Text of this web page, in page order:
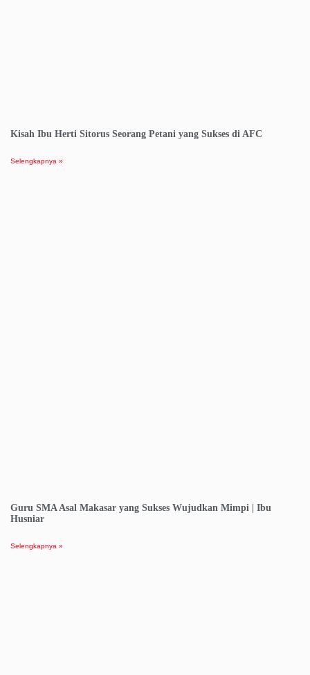
Kisah Ibu Herti Sitorus Seorang Petani yang Sukses di AFC
Selengkapnya »
Guru SMA Asal Makasar yang Sukses Wujudkan Mimpi | Ibu
Husniar
Selengkapnya »